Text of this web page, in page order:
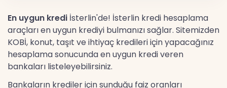
En uygun kredi İsterlin'de! İsterlin kredi hesaplama
araçları en uygun krediyi bulmanızı sağlar. Sitemizden
KOBİ, konut, taşıt ve ihtiyaç kredileri için yapacağınız
hesaplama sonucunda en uygun kredi veren
bankaları listeleyebilirsiniz.
Bankaların krediler için sunduğu faiz oranları